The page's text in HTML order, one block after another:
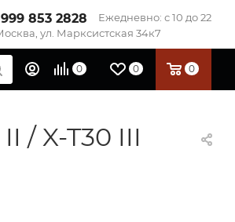
853 2828
Ежедневно: с 10 до 22
ул. Марксистская 34к7
0 0 0
/ X-T30 III